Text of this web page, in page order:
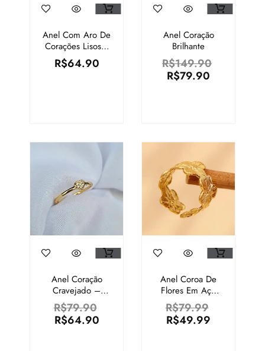
Anel Com Aro De
Corações Lisos E
Zircônia |
Semijoia Em
R$64.90
Anel Coração
Brilhante
R$149.90
R$79.90
Anel Coração
Cravejado –
Semijoia 18k –
N°19
R$79.90
R$64.90
Anel Coroa De
Flores Em Aço
Inoxidável
R$79.99
R$49.99